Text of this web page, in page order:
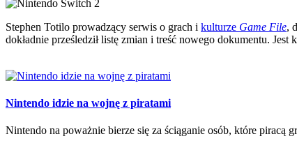
Stephen Totilo prowadzący serwis o grach i kulturze Game File,
dokładnie prześledził listę zmian i treść nowego dokumentu.
Nintendo idzie na wojnę z piratami
Nintendo na poważnie bierze się za ściąganie osób, które piracą